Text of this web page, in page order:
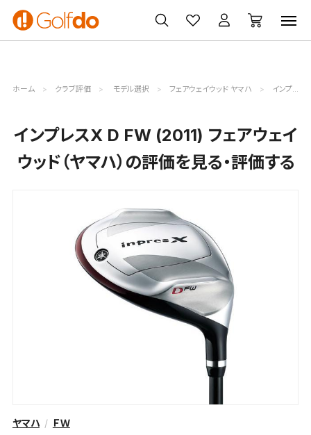
ゴルフ
クラブ
ゴルフ用品
買取
無料査定
クーポン
一覧
ホーム クラブ評価 モデル選択 フェアウェイウッド ヤマハ インプレスX D FW (2011)評価詳細
インプレスX D FW (2011) フェアウェイ
ウッド（ヤマハ）の評価を見る・評価する
ヤマハ ＦＷ